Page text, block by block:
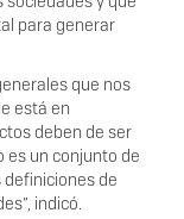
para generar
que nos
está en
deben de ser
es un conjunto de
definiciones de
indicó.